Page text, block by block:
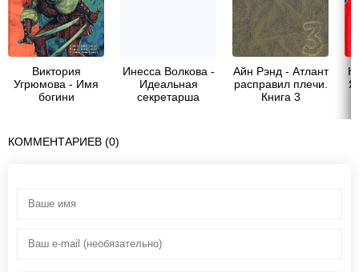
Виктория
Угрюмова - Имя
богини
Инесса Волкова -
Идеальная
секретарша
Айн Рэнд - Атлант
расправил плечи.
Книга 3
КОММЕНТАРИЕВ (0)